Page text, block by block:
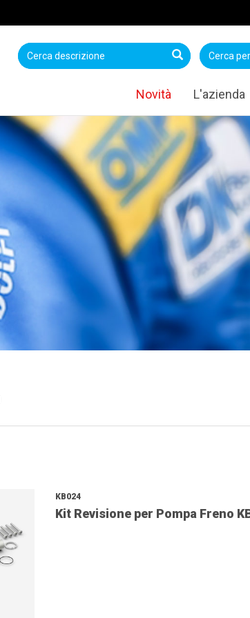
Novità L'azienda
KB024
Kit Revisione per Pompa Freno